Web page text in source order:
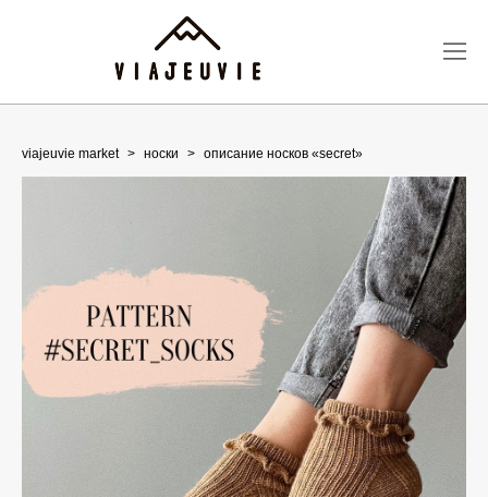
viajeuvie market > носки > описание носков «secret»